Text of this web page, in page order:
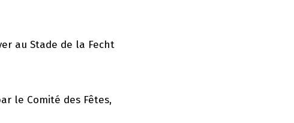
au Stade de la Fecht
le Comité des Fêtes,